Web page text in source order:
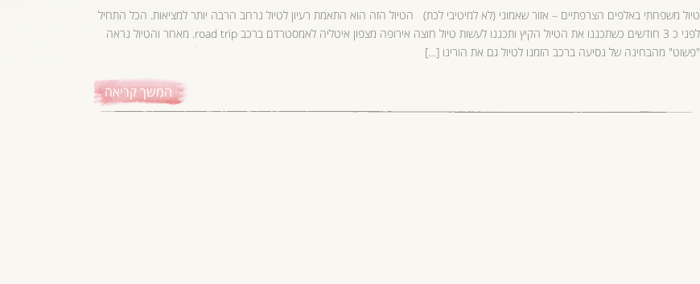
טיול משפחתי באלפים הצרפתיים – אזור שאמוני (לא למיטיבי לכת) הטיול הזה הוא התאמת רעיון לטיול נרחב הרבה יותר למציאות. הכל התחיל
לפני כ 3 חודשים כשתכננו את הטיול הקיץ ותכננו לעשות טיול חוצה אירופה מצפון איטליה לאמסטרדם ברכב road trip. מאחר והטיול נראה
"פשוט" מהבחינה של נסיעה ברכב הזמנו לטיול גם את הורינו […]
המשך קריאה